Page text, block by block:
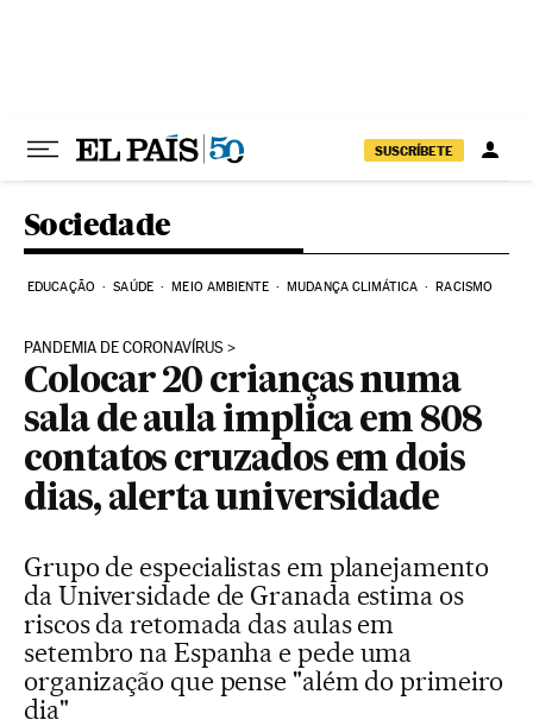
SUSCRÍBETE
Sociedade
EDUCAÇÃO SAÚDE MEIO AMBIENTE MUDANÇA CLIMÁTICA RACISMO
PANDEMIA DE CORONAVÍRUS
Colocar 20 crianças numa
sala de aula implica em 808
contatos cruzados em dois
dias, alerta universidade
Grupo de especialistas em planejamento
da Universidade de Granada estima os
riscos da retomada das aulas em
setembro na Espanha e pede uma
organização que pense "além do primeiro
dia"